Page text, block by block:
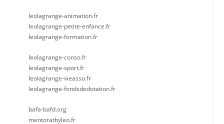
leolagrange-animation.fr
leolagrange-petite-enfance.fr
leolagrange-formation.fr
leolagrange-conso.fr
leolagrange-sport.fr
leolagrange-vieasso.fr
leolagrange-fondsdedotation.fr
bafa-bafd.org
mentoratbyleo.fr